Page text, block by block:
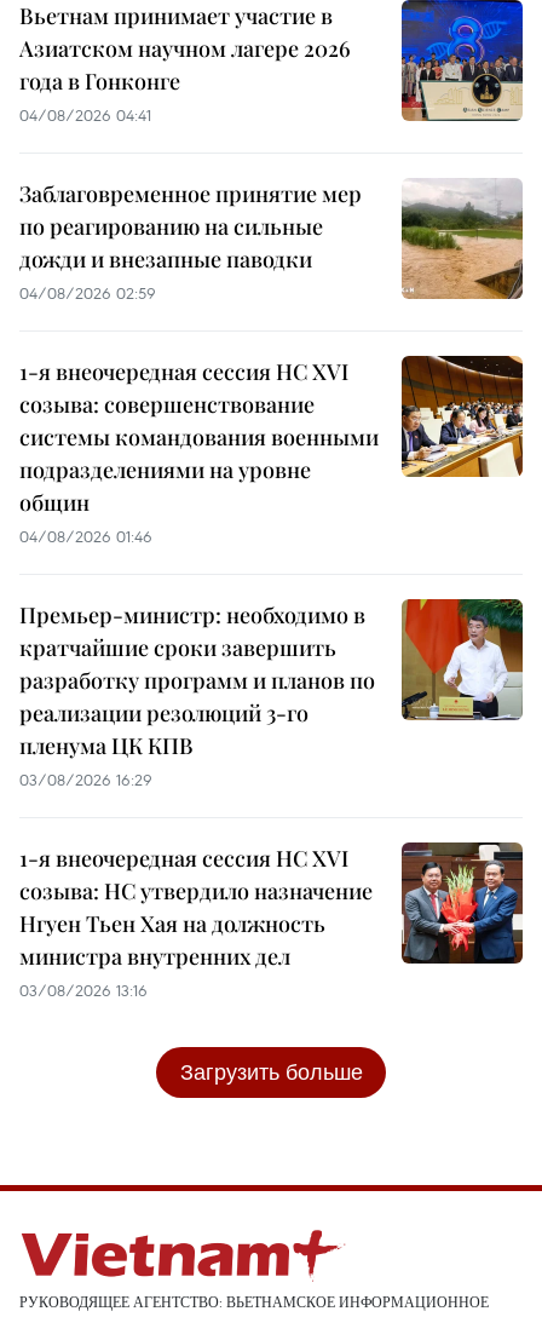
Вьетнам принимает участие в
Азиатском научном лагере 2026
года в Гонконге
04/08/2026 04:41
Заблаговременное принятие мер
по реагированию на сильные
дожди и внезапные паводки
04/08/2026 02:59
1-я внеочередная сессия НС XVI
созыва: совершенствование
системы командования военными
подразделениями на уровне
общин
04/08/2026 01:46
Премьер-министр: необходимо в
кратчайшие сроки завершить
разработку программ и планов по
реализации резолюций 3-го
пленума ЦК КПВ
03/08/2026 16:29
1-я внеочередная сессия НС XVI
созыва: НС утвердило назначение
Нгуен Тьен Хая на должность
министра внутренних дел
03/08/2026 13:16
Загрузить больше
РУКОВОДЯЩЕЕ АГЕНТСТВО: ВЬЕТНАМСКОЕ ИНФОРМАЦИОННОЕ